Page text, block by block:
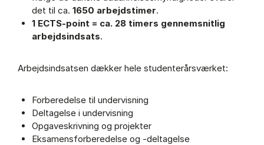
det til ca. 1650 arbejdstimer.
1 ECTS-point = ca. 28 timers gennemsnitlig
arbejdsindsats.
Arbejdsindsatsen dækker hele studenterårsværket:
Forberedelse til undervisning
Deltagelse i undervisning
Opgaveskrivning og projekter
Eksamensforberedelse og -deltagelse